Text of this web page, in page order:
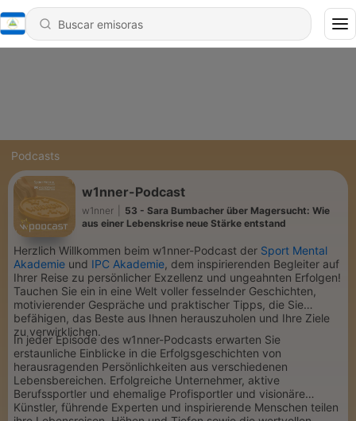
Podcasts
w1nner-Podcast
w1nner
53 - Sara Bumbacher über Magersucht: Wie
aus einer Lebenskrise neue Stärke entstand
Herzlich Willkommen beim w1nner-Podcast der Sport Mental
Akademie und IPC Akademie, dem inspirierenden Begleiter auf
Ihrer Reise zu persönlicher Exzellenz und ungeahnten Erfolgen!
Tauchen Sie ein in eine Welt voller fesselnder Geschichten,
motivierender Gespräche und praktischer Tipps, die Sie
befähigen, das Beste aus Ihnen herauszuholen und Ihre Ziele
zu verwirklichen.
In jeder Episode des w1nner-Podcasts erwarten Sie
erstaunliche Einblicke in die Erfolgsgeschichten von
herausragenden Persönlichkeiten aus verschiedenen
Lebensbereichen. Erfolgreiche Unternehmer, aktive
Berufssportler und ehemalige Profisportler und visionäre
Künstler, führende Experten und inspirierende Menschen teilen